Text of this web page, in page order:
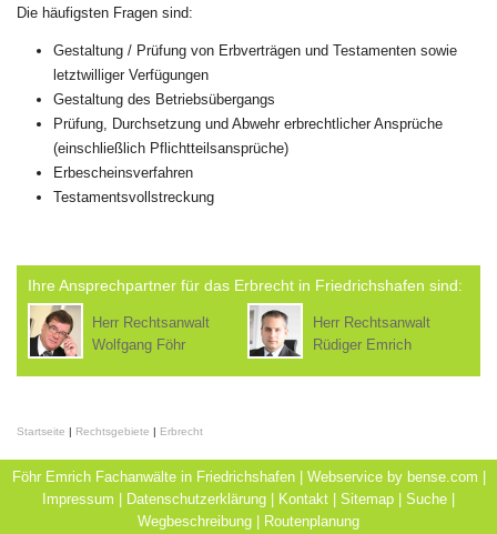
Die häufigsten Fragen sind:
Gestaltung / Prüfung von Erbverträgen und Testamenten sowie
letztwilliger Verfügungen
Gestaltung des Betriebsübergangs
Prüfung, Durchsetzung und Abwehr erbrechtlicher Ansprüche
(einschließlich Pflichtteilsansprüche)
Erbescheinsverfahren
Testamentsvollstreckung
Ihre Ansprechpartner für das Erbrecht in Friedrichshafen sind:
Herr Rechtsanwalt
Wolfgang Föhr
Herr Rechtsanwalt
Rüdiger Emrich
Startseite | Rechtsgebiete | Erbrecht
Föhr Emrich Fachanwälte in Friedrichshafen | Webservice by bense.com
Impressum
Datenschutzerklärung Kontakt Sitemap Suche
Wegbeschreibung
Routenplanung